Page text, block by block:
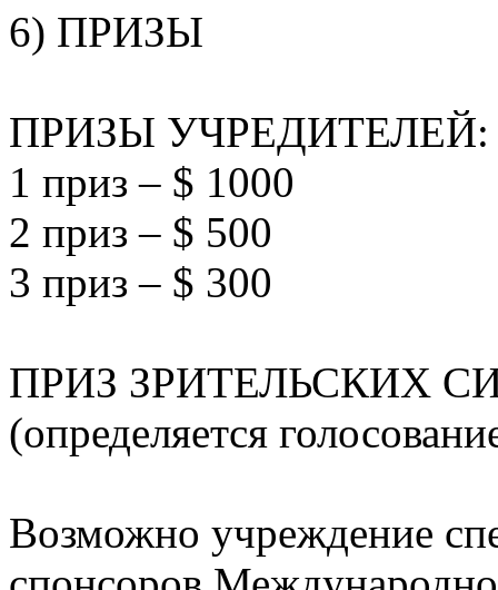
6) ПРИЗЫ
ПРИЗЫ УЧРЕДИТЕЛЕЙ:
1 приз – $ 1000
2 приз – $ 500
3 приз – $ 300
ПРИЗ ЗРИТЕЛЬСКИХ
(определяется
Возможно учреждение